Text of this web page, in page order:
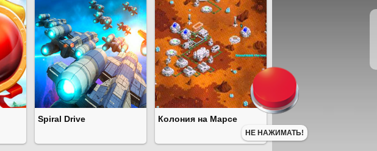
Spiral Drive Колония на Марсе
НЕ НАЖИМАТЬ!